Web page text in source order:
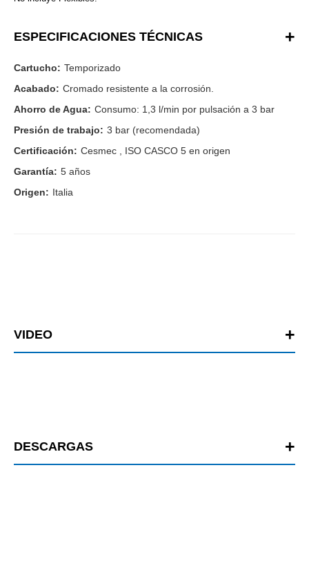
ESPECIFICACIONES TÉCNICAS
Cartucho: Temporizado
Acabado: Cromado resistente a la corrosión.
Ahorro de Agua: Consumo: 1,3 l/min por pulsación a 3 bar
Presión de trabajo: 3 bar (recomendada)
Certificación: Cesmec , ISO CASCO 5 en origen
Garantía: 5 años
Origen: Italia
VIDEO
DESCARGAS